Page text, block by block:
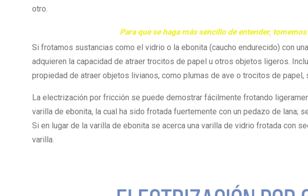
otro.
Para que se haga más sencillo de entender,
Si frotamos sustancias como el vidrio o la ebonita (caucho endurecido) con
adquieren la capacidad de atraer trocitos de papel u otros objetos ligeros.
propiedad de atraer objetos livianos, como plumas de ave o trocitos de papel,
La electrización por fricción se puede demostrar fácilmente frotando
varilla de ebonita, la cual ha sido frotada fuertemente con un pedazo de lana;
Si en lugar de la varilla de ebonita se acerca una varilla de vidrio frotada con
varilla.